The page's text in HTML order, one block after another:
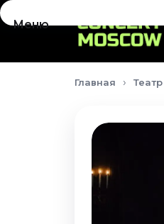
Меню
Концерты
Август 2026Главная Театр